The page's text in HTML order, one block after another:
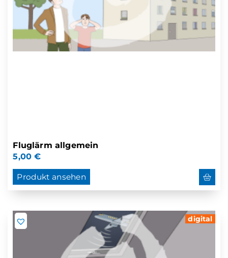
Fluglärm allgemein
5,00€
Produkt ansehen
digital